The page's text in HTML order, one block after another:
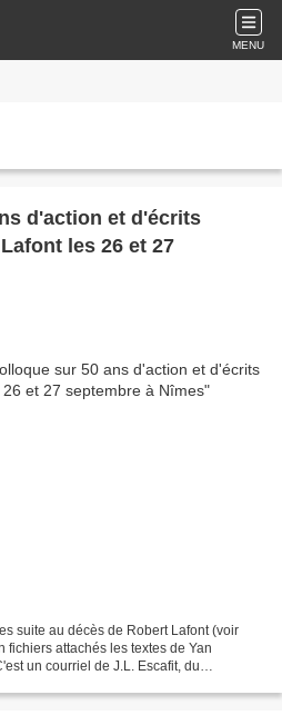
MENU
d'action et d'écrits
les 26 et 27
suite au décès de Robert Lafont (voir
attachés les textes de Yan
un courriel de J.L. Escafit, du